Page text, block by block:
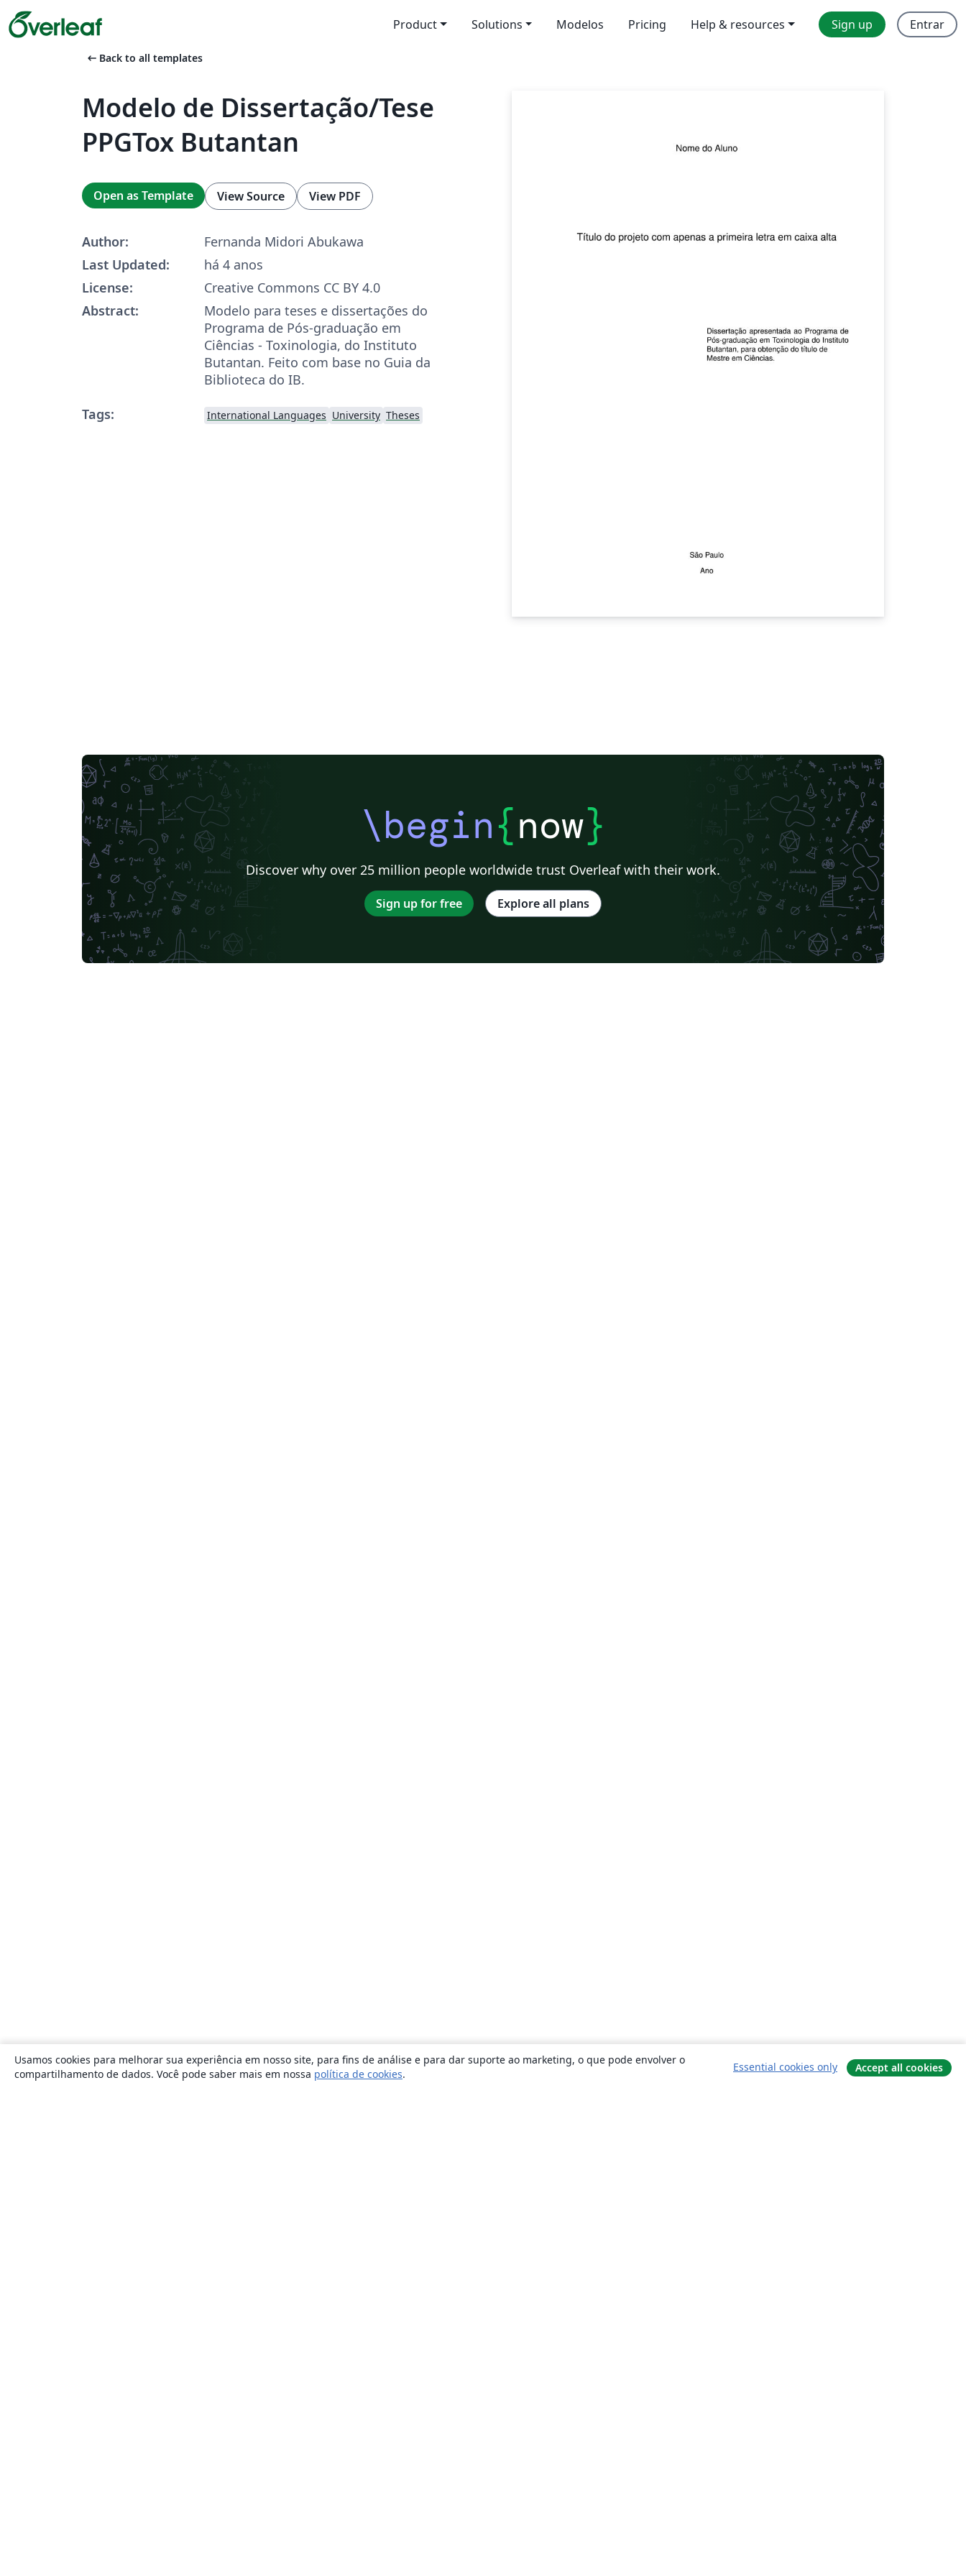
Product Solutions Modelos Pricing Help & resources Sign up Entrar
arrow_left_alt Back to all templates
Modelo de Dissertação/Tese
PPGTox Butantan
Open as Template View Source View PDF
Author:
Fernanda Midori Abukawa
Last Updated:
há 4 anos
License:
Creative Commons CC BY 4.0
Abstract:
Modelo para teses e dissertações do
Programa de Pós-graduação em
Ciências - Toxinologia, do Instituto
Butantan. Feito com base no Guia da
Biblioteca do IB.
Tags:
International Languages University Theses
\begin{now}
Discover why over 25 million people worldwide trust Overleaf with their work.
Sign up for free Explore all plans
Usamos cookies para melhorar sua experiência em nosso site, para fins de análise e para dar suporte ao marketing, o que pode envolver o
compartilhamento de dados. Você pode saber mais em nossa política de cookies.
Essential cookies only Accept all cookies